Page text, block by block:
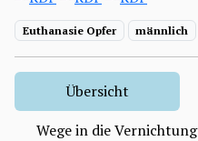
Euthanasie Opfer männlich
Übersicht
Wege in die Vernichtung